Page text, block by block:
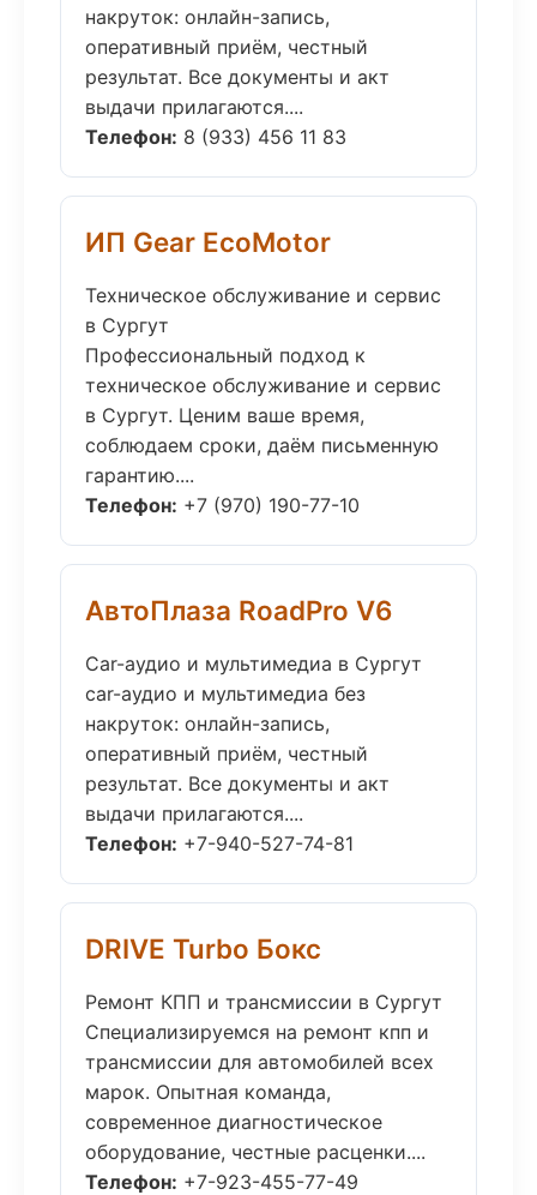
накруток: онлайн-запись,
оперативный приём, честный
результат. Все документы и акт
выдачи прилагаются....
Телефон: 8 (933) 456 11 83
ИП Gear EcoMotor
Техническое обслуживание и сервис
в Сургут
Профессиональный подход к
техническое обслуживание и сервис
в Сургут. Ценим ваше время,
соблюдаем сроки, даём письменную
гарантию....
Телефон: +7 (970) 190-77-10
АвтоПлаза RoadPro V6
Car-аудио и мультимедиа в Сургут
car-аудио и мультимедиа без
накруток: онлайн-запись,
оперативный приём, честный
результат. Все документы и акт
выдачи прилагаются....
Телефон: +7-940-527-74-81
DRIVE Turbo Бокс
Ремонт КПП и трансмиссии в Сургут
Специализируемся на ремонт кпп и
трансмиссии для автомобилей всех
марок. Опытная команда,
современное диагностическое
оборудование, честные расценки....
Телефон: +7-923-455-77-49